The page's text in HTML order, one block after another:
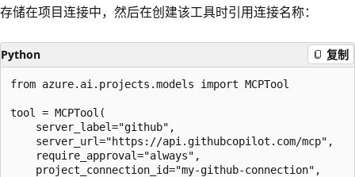
存储在项目连接中，然后在创建该工具时引用连接名称：
Python 复制
from azure.ai.projects.models import MCPTool
tool = MCPTool(
    server_label="github",
    server_url="https://api.githubcopilot.com/mcp",
    require_approval="always",
    project_connection_id="my-github-connection",